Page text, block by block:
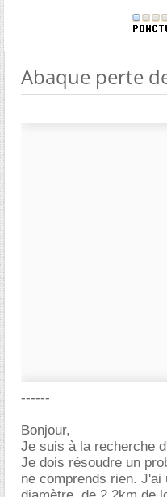
Abaque perte
------
Bonjour,
Je suis à la recherche
Je dois résoudre un
ne comprends rien. J'ai